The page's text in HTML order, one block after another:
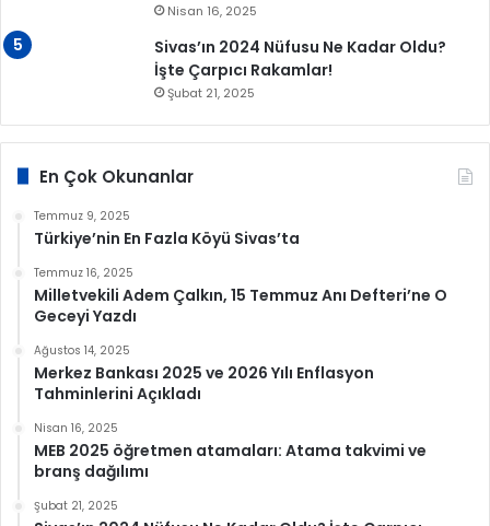
Nisan 16, 2025
Sivas’ın 2024 Nüfusu Ne Kadar Oldu?
İşte Çarpıcı Rakamlar!
Şubat 21, 2025
En Çok Okunanlar
Temmuz 9, 2025
Türkiye’nin En Fazla Köyü Sivas’ta
Temmuz 16, 2025
Milletvekili Adem Çalkın, 15 Temmuz Anı Defteri’ne O
Geceyi Yazdı
Ağustos 14, 2025
Merkez Bankası 2025 ve 2026 Yılı Enflasyon
Tahminlerini Açıkladı
Nisan 16, 2025
MEB 2025 öğretmen atamaları: Atama takvimi ve
branş dağılımı
Şubat 21, 2025